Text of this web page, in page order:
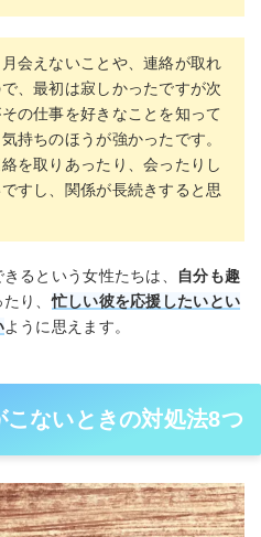
会えないことや、連絡が取れ
、最初は寂しかったですが次
の仕事を好きなことを知って
持ちのほうが強かったです。
を取りあったり、会ったりし
すし、関係が長続きすると思
るという女性たちは、
自分も趣
たり、忙しい彼を応援したいとい
ように思えます。
ないときの対処法8つ